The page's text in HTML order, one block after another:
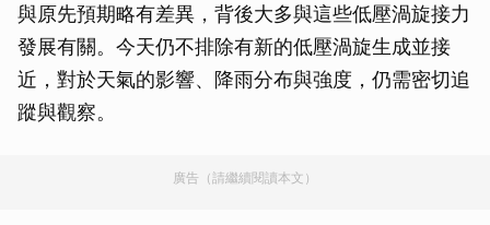
與原先預期略有差異，背後大多與這些低壓渦旋接力
發展有關。今天仍不排除有新的低壓渦旋生成並接
近，對於天氣的影響、降雨分布與強度，仍需密切追
蹤與觀察。
廣告（請繼續閱讀本文）